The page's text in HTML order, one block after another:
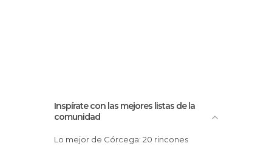
Inspírate con las mejores listas de la
comunidad
Lo mejor de Córcega: 20 rincones